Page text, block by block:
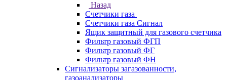
Назад
Счетчики газа
Счетчики газа Сигнал
Ящик защитный для газового счетчика
Фильтр газовый ФГП
Фильтр газовый ФГ
Фильтр газовый ФН
Сигнализаторы загазованности,
газоанализаторы